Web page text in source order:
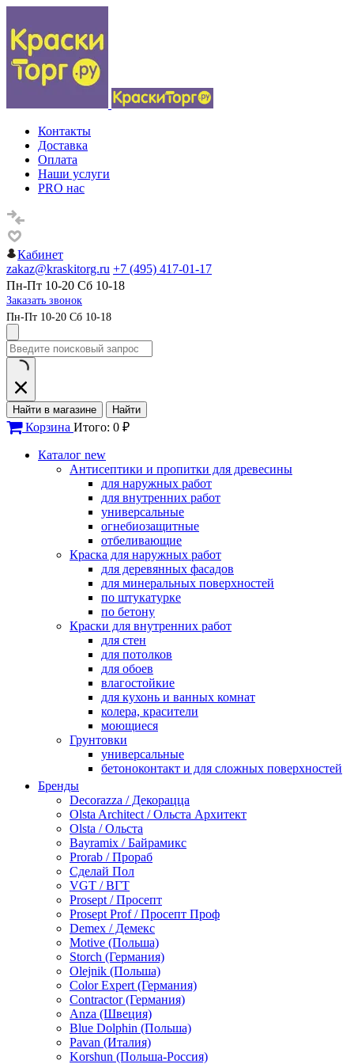
Контакты
Доставка
Оплата
Наши услуги
PRO нас
Кабинет
zakaz@kraskitorg.ru +7 (495) 417-01-17
Пн-Пт 10-20 Сб 10-18
Заказать звонок
Пн-Пт 10-20 Сб 10-18
Найти в магазине Найти
Корзина Итого: 0 ₽
Каталог new
Антисептики и пропитки для древесины
для наружных работ
для внутренних работ
универсальные
огнебиозащитные
отбеливающие
Краска для наружных работ
для деревянных фасадов
для минеральных поверхностей
по штукатурке
по бетону
Краски для внутренних работ
для стен
для потолков
для обоев
влагостойкие
для кухонь и ванных комнат
колера, красители
моющиеся
Грунтовки
универсальные
бетоноконтакт и для сложных поверхностей
по металлу
антикорозийные
под декоративные штукатурки
для гипсокартона
под штукатурку
Герметик
акриловые
силиконовые универсальные, нейтральные
силиконовые санитарные (антигрибковые)
шовные для срубов
для кровли
для каминов
полиуретановые
Декоративные штукатурки и краски
краски для декора, патина
мокрый шелк
венецианские (эффект мрамора)
песок (эффект песчаных вихрей)
декоративная шпаклевка
Бренды
Decorazza / Декорацца
Olsta Architect / Ольста Архитект
Olsta / Ольста
Bayramix / Байрамикс
Prorab / Прораб
Сделай Пол
VGT / ВГТ
Prosept / Просепт
Prosept Prof / Просепт Проф
Demex / Демекс
Motive (Польша)
Storch (Германия)
Olejnik (Польша)
Color Expert (Германия)
Contractor (Германия)
Anza (Швеция)
Blue Dolphin (Польша)
Pavan (Италия)
Korshun (Польша-Россия)